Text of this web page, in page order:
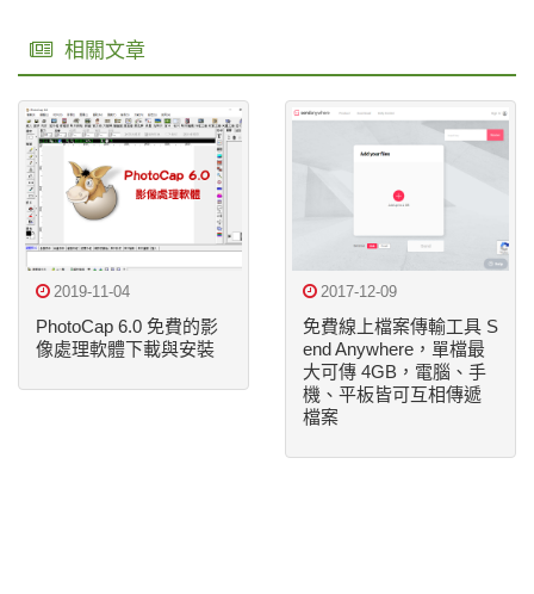
相關文章
2019-11-04
PhotoCap 6.0 免費的影
像處理軟體下載與安裝
2017-12-09
免費線上檔案傳輸工具 S
end Anywhere，單檔最
大可傳 4GB，電腦、手
機、平板皆可互相傳遞
檔案